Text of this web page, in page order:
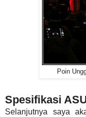
Poin
Spesifikasi
Selanjutnya saya